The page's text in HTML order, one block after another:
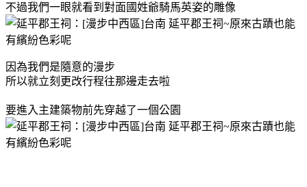
不過我們一眼就看到對面國姓爺騎馬英姿的雕像
因為我們是隨意的漫步
所以就立刻更改行程往那邊走去啦
要進入主建築物前先穿越了一個公園